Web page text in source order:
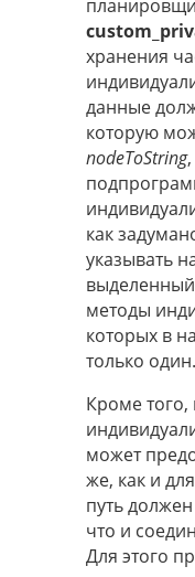
хранения
данные
которую
nodeToString
как
указывать
методы
которых в
только один.
Кроме
может
же, как и
путь
что и
Для этого